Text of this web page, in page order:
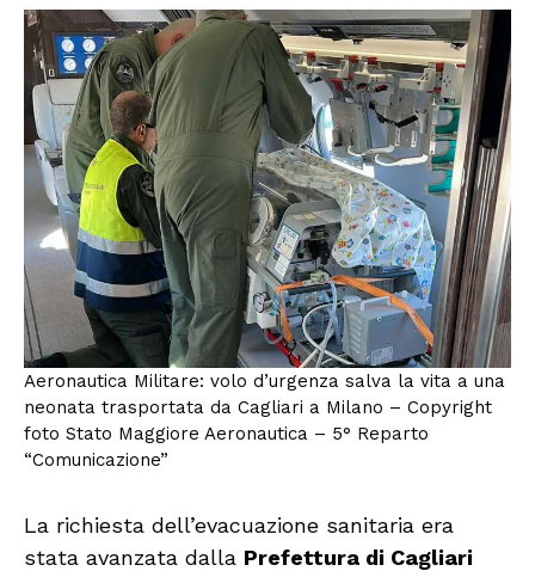
Aeronautica Militare: volo d’urgenza salva la vita a una
neonata trasportata da Cagliari a Milano – Copyright
foto Stato Maggiore Aeronautica – 5° Reparto
“Comunicazione”
La richiesta dell’evacuazione sanitaria era
stata avanzata dalla Prefettura di Cagliari